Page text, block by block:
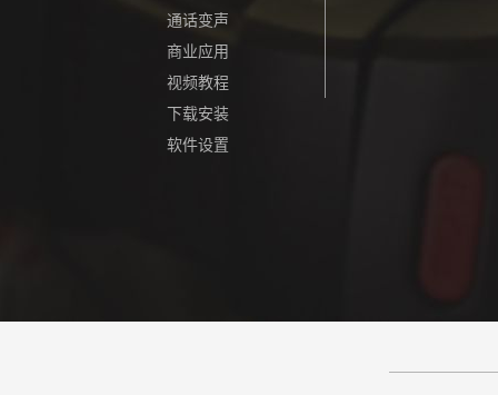
通话变声
商业应用
视频教程
下载安装
软件设置